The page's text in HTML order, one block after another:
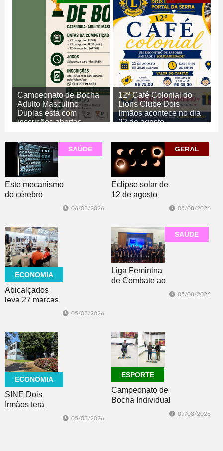
Campeonato de Bocha
Adulto Masculino
Duplas está com
inscrições abertas
ESPORTE
12º Café Colonial do
Lions Clube Dois
Irmãos acontece no dia
22 de agosto
SAÚDE
Este mecanismo
do cérebro
06/08/2026
GERAL
Eclipse solar de
12 de agosto
fenômeno será
visível
05/08/2026
ECONOMIA
Abicalçados
leva 27 marcas
05/08/2026
SAÚDE
Liga Feminina
de Combate ao
05/08/2026
ECONOMIA
SINE Dois
Irmãos terá
05/08/2026
ESPORTE
Campeonato de
Bocha Individual
05/08/2026